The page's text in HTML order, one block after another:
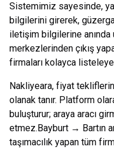
Sistemimiz sayesinde,
bilgilerini girerek,
iletişim bilgilerine
merkezlerinden çıkış
firmaları kolayca
Nakliyeara, fiyat
olanak tanır. Platform
buluşturur; araya aracı
etmez.Bayburt → Bartın
taşımacılık yapan tüm